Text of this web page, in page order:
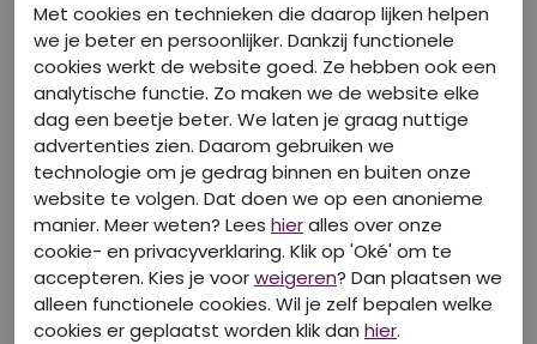
Bekijk look
Met cookies en technieken die daarop lijken helpen
we je beter en persoonlijker. Dankzij functionele
cookies werkt de website goed. Ze hebben ook een
analytische functie. Zo maken we de website elke
dag een beetje beter. We laten je graag nuttige
advertenties zien. Daarom gebruiken we
technologie om je gedrag binnen en buiten onze
website te volgen. Dat doen we op een anonieme
manier. Meer weten? Lees hieralles over onze
cookie- en privacyverklaring. Klik op 'Oké' om te
accepteren. Kies je voorweigeren? Dan plaatsen we
alleen functionele cookies. Wil je zelf bepalen welke
cookies er geplaatst worden klik dan hier.